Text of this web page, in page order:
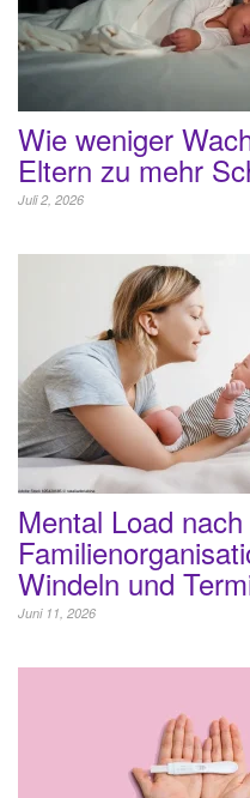
Wie weniger
Eltern zu mehr
Juli 2, 2026
Mental Load
Windeln und
Juni 11, 2026